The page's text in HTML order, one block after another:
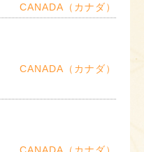
CANADA（カナダ）
CANADA（カナダ）
CANADA（カナダ）